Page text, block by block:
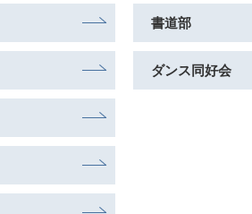
書道部
ダンス同好会